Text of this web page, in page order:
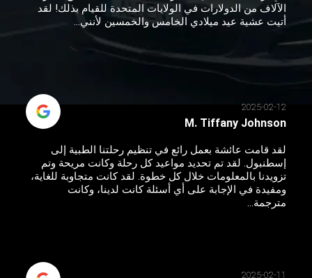
الآلاف من الدولارات في الولايات المتحدة للقيام بذلك! لقد
أتيت عشية عيد ميلادي الخامس والخمسين لأنني...
2025-02-12
M. Tiffany Johnson
لقد قامت عائشة بعمل رائع في تنظيم رحلتنا الطبية إلى
إسطنبول. لقد تم تحديد مواعيد كل رحلة وكانت مريحة وتم
تزويدنا بالمعلومات خلال كل خطوة. لقد كانت متجاوبة للغاية،
ومفيدة في الإجابة على أي أسئلة كانت لدينا، وكانت
مترجمة...
2025-02-11